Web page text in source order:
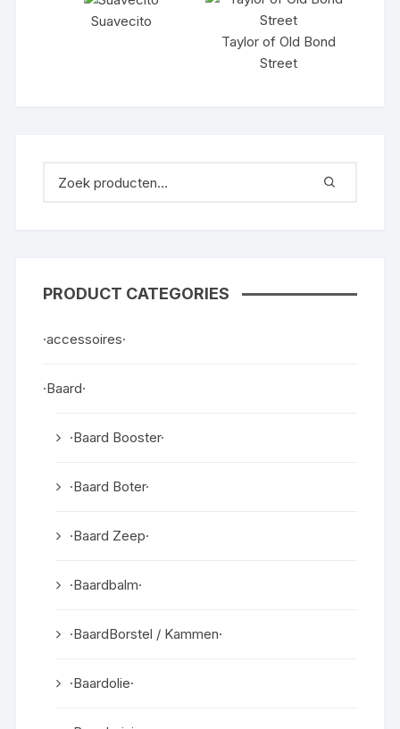
Suavecito
Taylor of Old Bond
Street
PRODUCT CATEGORIES
·accessoires·
·Baard·
·Baard Booster·
·Baard Boter·
·Baard Zeep·
·Baardbalm·
·BaardBorstel / Kammen·
·Baardolie·